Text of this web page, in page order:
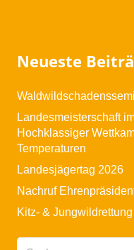
Neueste
Landesmeisterschaft
Hochklassiger
Temperaturen
Landesjägertag 2026
Nachruf
Kitz- &